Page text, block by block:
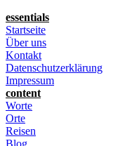
essentials
Startseite
Über uns
Kontakt
Datenschutzerklärung
Impressum
content
Worte
Orte
Reisen
Blog